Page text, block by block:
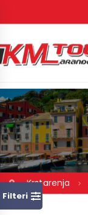
Krstarenja
Filteri